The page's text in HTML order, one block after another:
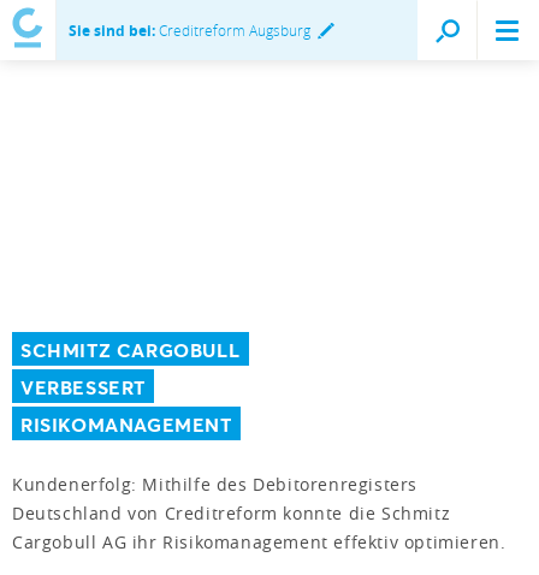
Sie sind bei:Creditreform Augsburg
SCHMITZ CARGOBULL
VERBESSERT
RISIKOMANAGEMENT
Kundenerfolg: Mithilfe des Debitorenregisters
Deutschland von Creditreform konnte die Schmitz
Cargobull AG ihr Risikomanagement effektiv optimieren.